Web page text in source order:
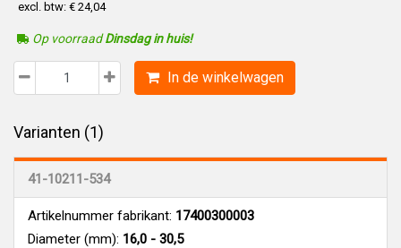
excl. btw: € 24,04
Op voorraadDinsdag in huis!
In de winkelwagen
Varianten (1)
41-10211-534
Artikelnummer fabrikant: 17400300003
Diameter (mm): 16,0 - 30,5